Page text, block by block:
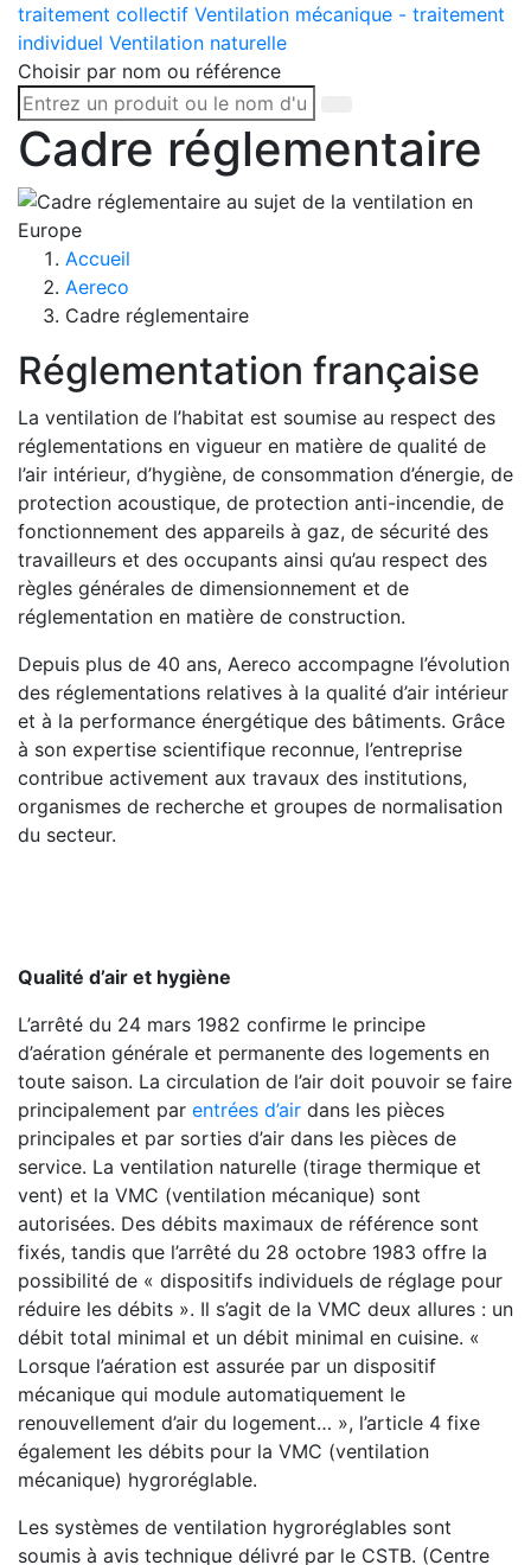
traitement collectif Ventilation mécanique - traitement
individuel Ventilation naturelle
Choisir par nom ou référence
Cadre réglementaire
Accueil
Aereco
Cadre réglementaire
Réglementation française
La ventilation de l’habitat est soumise au respect des
réglementations en vigueur en matière de qualité de
l’air intérieur, d’hygiène, de consommation d’énergie, de
protection acoustique, de protection anti-incendie, de
fonctionnement des appareils à gaz, de sécurité des
travailleurs et des occupants ainsi qu’au respect des
règles générales de dimensionnement et de
réglementation en matière de construction.
Depuis plus de 40 ans, Aereco accompagne l’évolution
des réglementations relatives à la qualité d’air intérieur
et à la performance énergétique des bâtiments. Grâce
à son expertise scientifique reconnue, l’entreprise
contribue activement aux travaux des institutions,
organismes de recherche et groupes de normalisation
du secteur.
Qualité d’air et hygiène
L’arrêté du 24 mars 1982 confirme le principe
d’aération générale et permanente des logements en
toute saison. La circulation de l’air doit pouvoir se faire
principalement par entrées d’air dans les pièces
principales et par sorties d’air dans les pièces de
service. La ventilation naturelle (tirage thermique et
vent) et la VMC (ventilation mécanique) sont
autorisées. Des débits maximaux de référence sont
fixés, tandis que l’arrêté du 28 octobre 1983 offre la
possibilité de « dispositifs individuels de réglage pour
réduire les débits ». Il s’agit de la VMC deux allures : un
débit total minimal et un débit minimal en cuisine. «
Lorsque l’aération est assurée par un dispositif
mécanique qui module automatiquement le
renouvellement d’air du logement… », l’article 4 fixe
également les débits pour la VMC (ventilation
mécanique) hygroréglable.
Les systèmes de ventilation hygroréglables sont
soumis à avis technique délivré par le CSTB. (Centre